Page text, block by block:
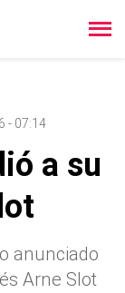
- 07:14
a su
anunciado
Arne Slot